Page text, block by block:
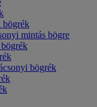
bögrék
mintás bögre
bögrék